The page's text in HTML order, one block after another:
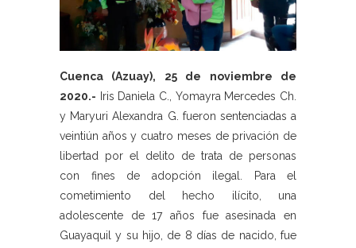
Cuenca (Azuay), 25 de noviembre de
2020.- Iris Daniela C., Yomayra Mercedes Ch.
y Maryuri Alexandra G. fueron sentenciadas a
veintiún años y cuatro meses de privación de
libertad por el delito de trata de personas
con fines de adopción ilegal. Para el
cometimiento del hecho ilícito, una
adolescente de 17 años fue asesinada en
Guayaquil y su hijo, de 8 días de nacido, fue